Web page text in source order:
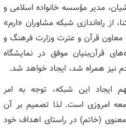
مدیر مؤسسه خانواده اسلامی و
از راه‌اندازی شبکه مشاوران «ارم»
معاون قرآن و عترت وزارت فرهنگ و
قرآن‌بنیان موفق در نمایشگاه
نیز همراه شد، ایجاد خواهد شد.
ایجاد این شبکه، توجه به امر
امروزی است. لذا تصمیم بر آن
(خاتم) در راستای اهداف خود